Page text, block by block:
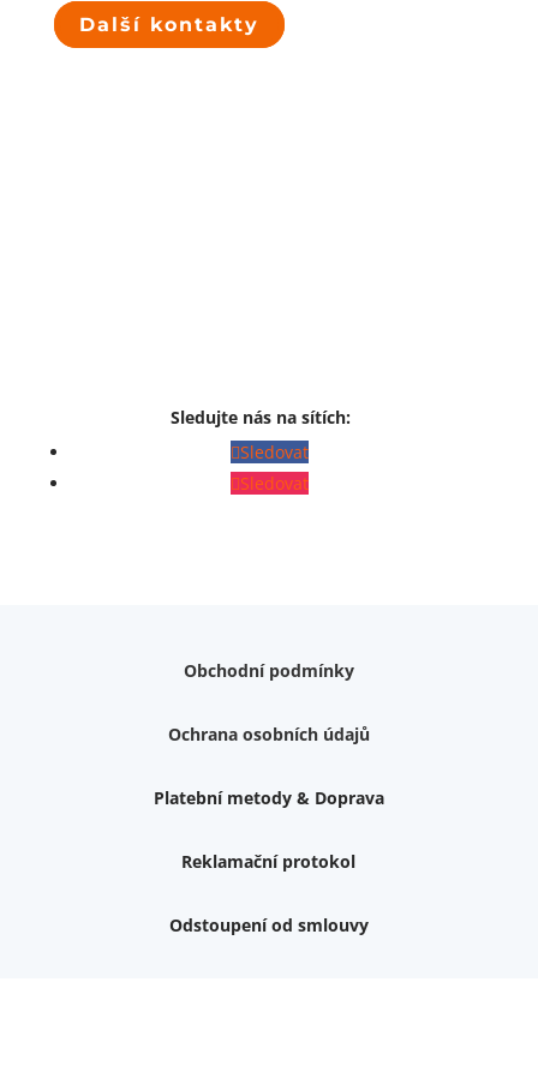
Další kontakty
Sledujte nás na sítích:
Sledovat
Sledovat
Obchodní podmínky
Ochrana osobních údajů
Platební metody & Doprava
Reklamační protokol
Odstoupení od smlouvy